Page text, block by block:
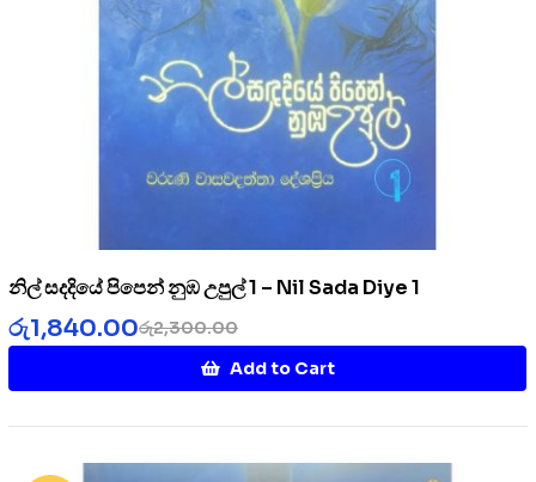
නිල් සදදියේ පිපෙන් නුඹ උපුල් 1 – Nil Sada Diye 1
රු2,300.00
රු1,840.00
Add to Cart